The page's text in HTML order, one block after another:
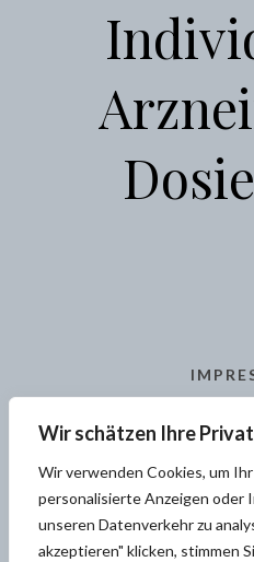
Wir schätzen Ihre
Wir verwenden Cookies, um
personalisierte Anzeigen oder
unseren Datenverkehr zu
akzeptieren" klicken, stimmen